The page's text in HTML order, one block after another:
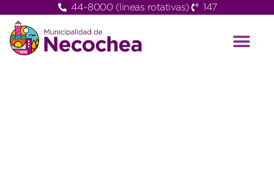
44-8000 (lineas rotativas) 147